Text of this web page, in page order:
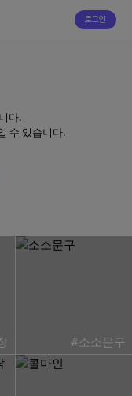
로그인
다.
수 있습니다.
#소소문구